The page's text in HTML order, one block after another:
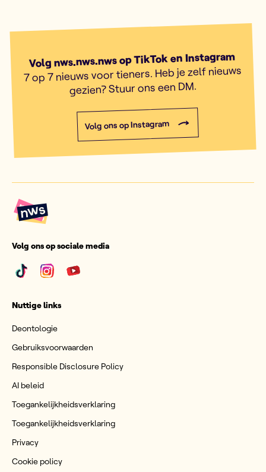
Volg nws.nws.nws op TikTok en Instagram
7 op 7 nieuws voor tieners. Heb je zelf nieuws
gezien? Stuur ons een DM.
Volg ons op Instagram
Volg ons op sociale media
Nuttige links
Deontologie
Gebruiksvoorwaarden
Responsible Disclosure Policy
AI beleid
Toegankelijkheidsverklaring
Toegankelijkheidsverklaring
Privacy
Cookie policy